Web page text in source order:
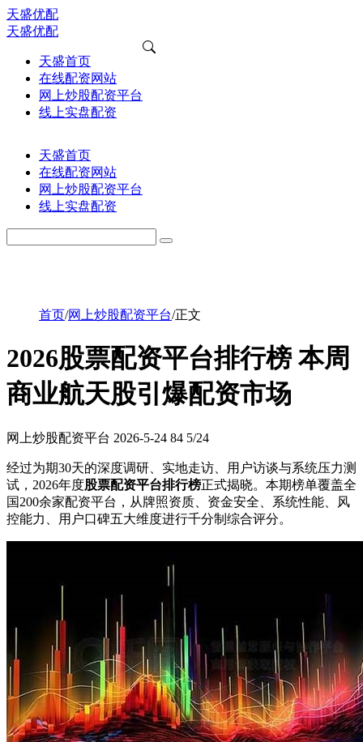
天盛优配
天盛优配
天盛首页
在线配资网站
网上炒股配资平台
线上实盘配资
天盛首页
在线配资网站
网上炒股配资平台
线上实盘配资
首页/网上炒股配资平台/正文
2026股票配资平台排行榜 本周
商业航天股引爆配资市场
网上炒股配资平台 2026-5-24 84 5/24
经过为期30天的深度调研、实地走访、用户访谈与系统压力测
试，2026年度股票配资平台排行榜正式揭晓。本期榜单覆盖全
国200余家配资平台，从牌照资质、资金安全、系统性能、风
控能力、用户口碑五大维度进行千分制综合评分。